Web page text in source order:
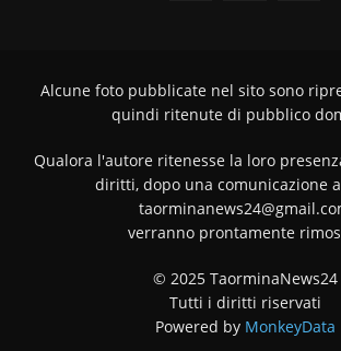
Alcune foto pubblicate nel sito sono
quindi ritenute di pubblico
Qualora l'autore ritenesse la loro
diritti, dopo una comunicazione
verranno prontamente
© 2025 TaorminaNews24
Tutti i diritti riservati
Powered by MonkeyData